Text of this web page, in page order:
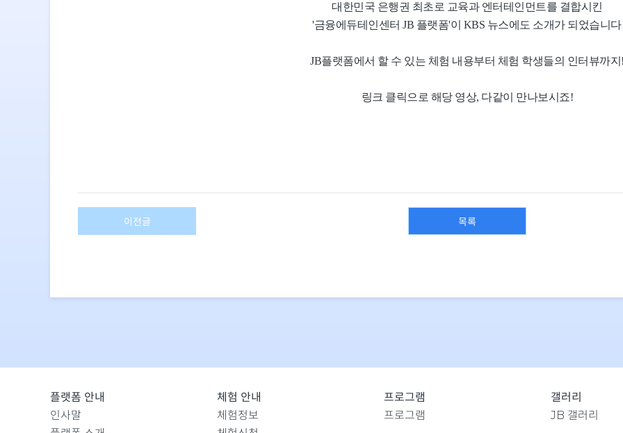
대한민국 은행권 최초로 교육과 엔터테인먼트를 결합시킨
'금융에듀테인센터 JB 플랫폼'이 KBS 뉴스에도 소개가 되었습니
JB플랫폼에서 할 수 있는 체험 내용부터 체험 학생들의 인터뷰까지
링크 클릭으로 해당 영상, 다같이 만나보시죠!
이전글 목록
플랫폼 안내
인사말
체험 안내
체험정보
프로그램
프로그램
갤러리
JB 갤러리